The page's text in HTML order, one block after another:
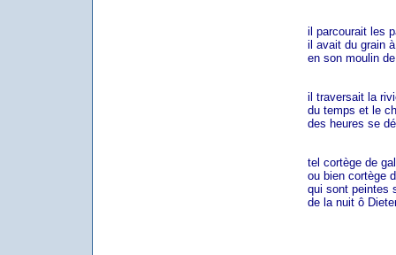
il parcourait les
il avait du grain à
en son moulin de
il traversait la
du temps et le
des heures se
tel cortège de
ou bien cortège
qui sont peintes
de la nuit ô